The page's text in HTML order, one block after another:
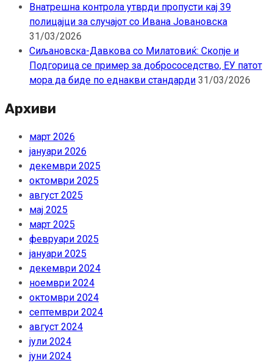
Внатрешна контрола утврди пропусти кај 39
полицајци за случајот со Ивана Јовановска
31/03/2026
Сиљановска-Давкова со Милатовиќ: Скопје и
Подгорица се пример за добрососедство, ЕУ патот
мора да биде по еднакви стандарди 31/03/2026
Архиви
март 2026
јануари 2026
декември 2025
октомври 2025
август 2025
мај 2025
март 2025
февруари 2025
јануари 2025
декември 2024
ноември 2024
октомври 2024
септември 2024
август 2024
јули 2024
јуни 2024